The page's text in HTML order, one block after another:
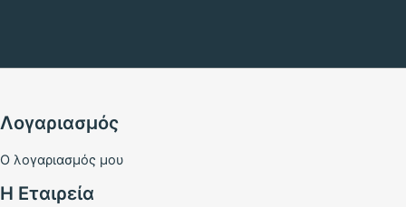
Λογαριασμός
Ο λογαριασμός μου
Η Εταιρεία